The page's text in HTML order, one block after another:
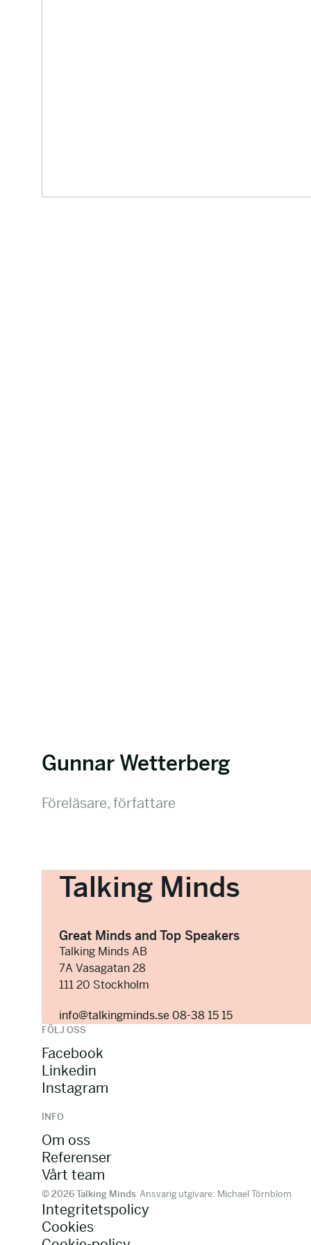
Gunnar Wetterberg
Föreläsare, författare
Talking Minds
Great Minds and Top Speakers
Talking Minds AB
7A Vasagatan 28
111 20 Stockholm
info@talkingminds.se 08-38 15 15
FÖLJ OSS
Facebook
Linkedin
Instagram
INFO
Om oss
Referenser
Vårt team
© 2026 Talking Minds Ansvarig utgivare: Michael Törnblom
Integritetspolicy
Cookies